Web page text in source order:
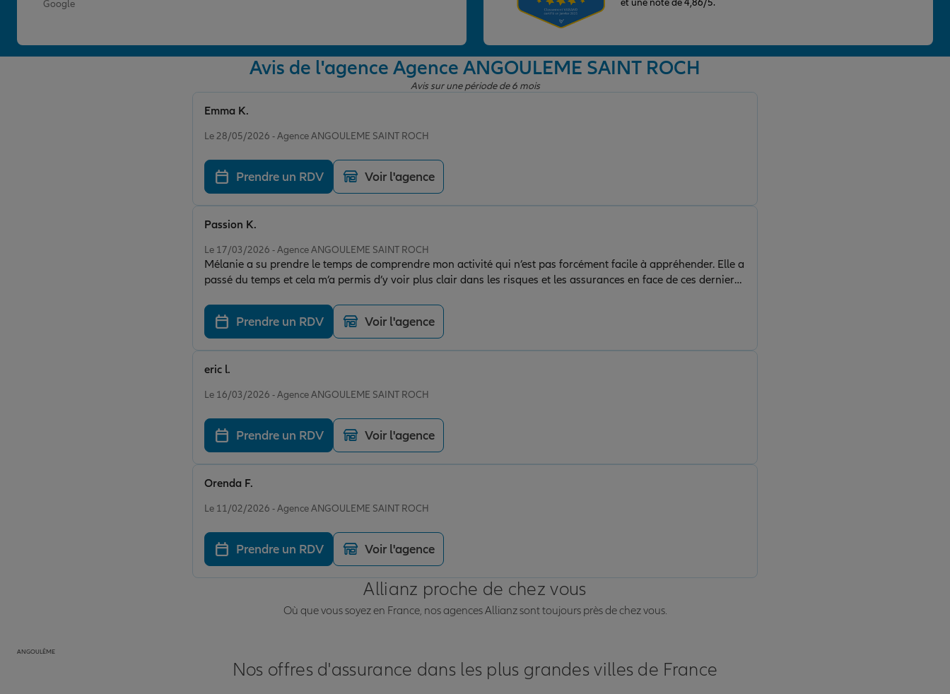
Google
Avis de l'agence Agence ANGOULEME SAINT ROCH
Avis sur une période de 6 mois
Le 28/05/2026 - Agence ANGOULEME SAINT ROCH
Emma K.
Prendre un RDV Voir l'agence
Le 17/03/2026 - Agence ANGOULEME SAINT ROCH
Mélanie a su prendre le temps de comprendre mon activité qui n’est pas forcément facile à appréhender. Elle a
passé du temps et cela m’a permis d’y voir plus clair dans les risques et les assurances en face de ces derniers.
Passion K.
Prendre un RDV Voir l'agence
Le 16/03/2026 - Agence ANGOULEME SAINT ROCH
eric l.
Prendre un RDV Voir l'agence
Le 11/02/2026 - Agence ANGOULEME SAINT ROCH
Orenda F.
Prendre un RDV Voir l'agence
Allianz proche de chez vous
Où que vous soyez en France, nos agences Allianz sont toujours près de chez vous.
ANGOULÊME
Nos offres d'assurance dans les plus grandes villes de France